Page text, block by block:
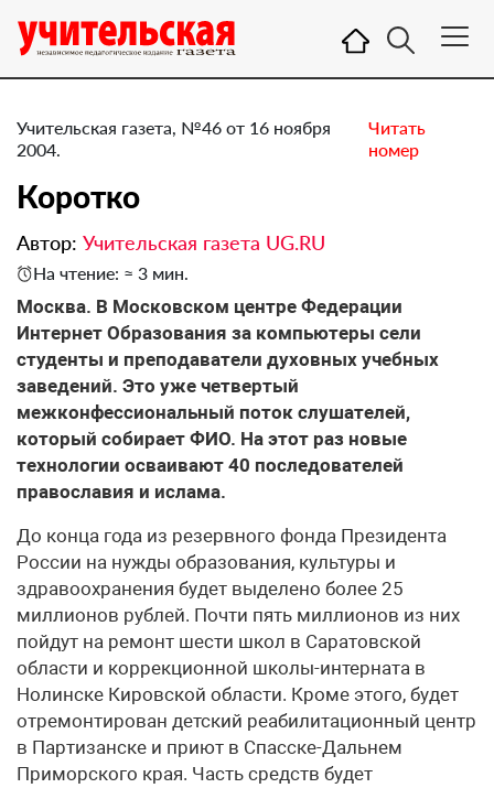
Учительская газета, №46 от 16 ноября
2004.
Читать
номер
Коротко
Автор: Учительская газета UG.RU
На чтение: ≈ 3 мин.
Москва. В Московском центре Федерации
Интернет Образования за компьютеры сели
студенты и преподаватели духовных учебных
заведений. Это уже четвертый
межконфессиональный поток слушателей,
который собирает ФИО. На этот раз новые
технологии осваивают 40 последователей
православия и ислама.
До конца года из резервного фонда Президента
России на нужды образования, культуры и
здравоохранения будет выделено более 25
миллионов рублей. Почти пять миллионов из них
пойдут на ремонт шести школ в Саратовской
области и коррекционной школы-интерната в
Нолинске Кировской области. Кроме этого, будет
отремонтирован детский реабилитационный центр
в Партизанске и приют в Спасске-Дальнем
Приморского края. Часть средств будет